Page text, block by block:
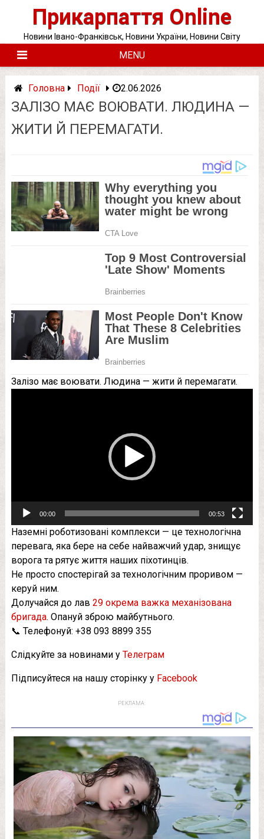
Прикарпаття Online
Новини Івано-Франківськ, Новини України, Новини Світу
MENU
Головна Події 2.06.2026
ЗАЛІЗО МАЄ ВОЮВАТИ. ЛЮДИНА —
ЖИТИ Й ПЕРЕМАГАТИ.
Залізо має воювати. Людина — жити й перемагати.
00:00 00:53
Наземні роботизовані комплекси — це технологічна
перевага, яка бере на себе найважчий удар, знищує
ворога та рятує життя наших піхотинців.
Не просто спостерігай за технологічним проривом —
керуй ним.
Долучайся до лав 29 окрема важка механізована
бригада. Опануй зброю майбутнього.
📞 Телефонуй: +38 093 8899 355
Слідкуйте за новинами у Телеграм
Підписуйтеся на нашу сторінку у Facebook
РЕКЛАМА: